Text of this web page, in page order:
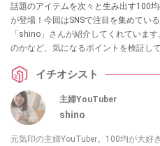
話題のアイテムを次々と生み出す100
が登場！今回はSNSで注目を集めてい
「shino」さんが紹介してくれていま
のかなど、気になるポイントを検証し
イチオシスト
主婦YouTuber
shino
元気印の主婦YouTuber。100均が大好